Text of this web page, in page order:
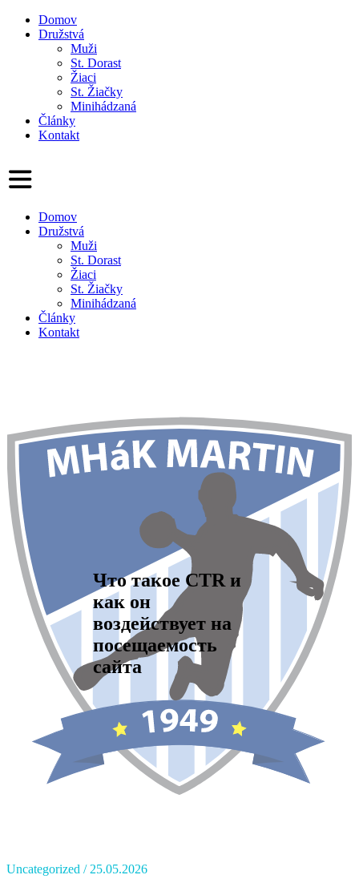
Domov
Družstvá
Muži
St. Dorast
Žiaci
St. Žiačky
Minihádzaná
Články
Kontakt
Domov
Družstvá
Muži
St. Dorast
Žiaci
St. Žiačky
Minihádzaná
Články
Kontakt
Что такое CTR и
как он
воздействует на
посещаемость
сайта
Uncategorized 25.05.2026